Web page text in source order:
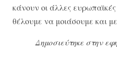
κάνουν οι άλλες ευρωπαϊκές
θέλουμε να μοιάσουμε και
Δημοσιεύτηκε στην